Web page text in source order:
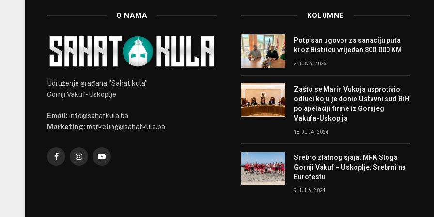
O NAMA
Udruženje građana "Sahat kula"
Gornji Vakuf-Uskoplje
Email: info@sahatkula.ba
Marketing: marketing@sahatkula.ba
FacebookInstagramYouTube
KOLUMNE
Potpisan ugovor za sanaciju puta
kroz Bistricu vrijedan 800.000 KM
2 JUNA, 2025
Zašto se Marin Vukoja usprotivio
odluci koju je donio Ustavni sud BiH
po apelaciji firme iz Gornjeg
Vakufa-Uskoplja
18 JULA, 2024
Srebro zlatnog sjaja: MRK Sloga
Gornji Vakuf – Uskoplje: Srebrni na
Eurofestu
9 JULA, 2024